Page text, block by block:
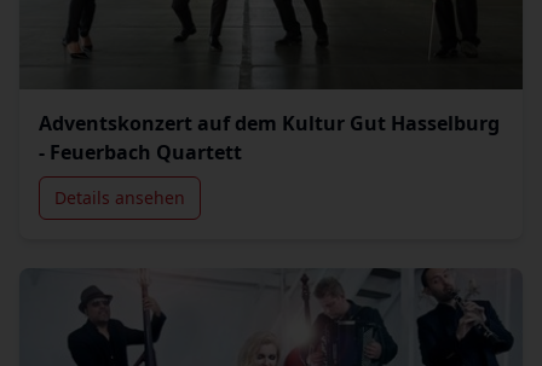
Adventskonzert auf dem Kultur Gut Hasselburg
- Feuerbach Quartett
Details ansehen